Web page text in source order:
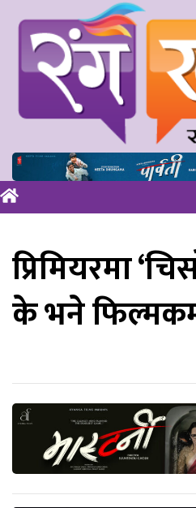
प्रिमियरमा
के भने